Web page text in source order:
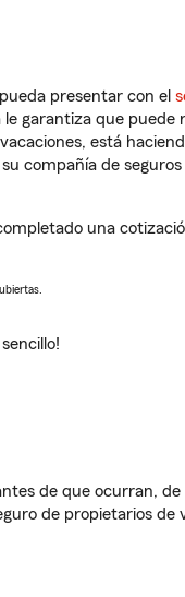
presentar con el
le garantiza que
está
compañía de
una
de que ocurran,
de propietarios